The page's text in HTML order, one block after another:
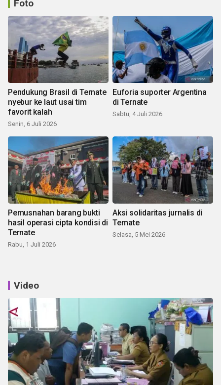
Foto
Pendukung Brasil di Ternate
nyebur ke laut usai tim
favorit kalah
Senin, 6 Juli 2026
Euforia suporter Argentina
di Ternate
Sabtu, 4 Juli 2026
Pemusnahan barang bukti
hasil operasi cipta kondisi di
Ternate
Rabu, 1 Juli 2026
Aksi solidaritas jurnalis di
Ternate
Selasa, 5 Mei 2026
Video